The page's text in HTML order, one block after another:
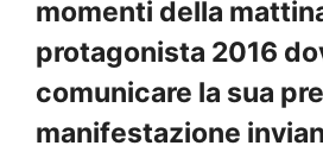
momenti della
protagonista 2016
comunicare la sua
manifestazione